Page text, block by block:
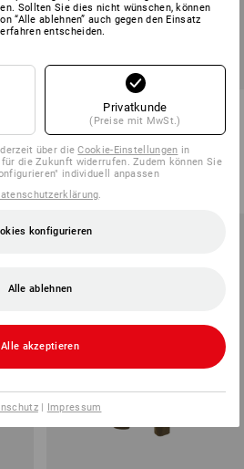
T-Shirt e.s.concrete
7 Farben
ab 16,54 €
Sollten Sie dies nicht wünschen, können
“Alle ablehnen” auch gegen den Einsatz
entscheiden.
Privatkunde
(Preise mit MwSt.)
über dieCookie-Einstellungen in
die Zukunft widerrufen. Zudem können Sie
individuell anpassen
.
konfigurieren
Alle ablehnen
Alle akzeptieren
| Impressum